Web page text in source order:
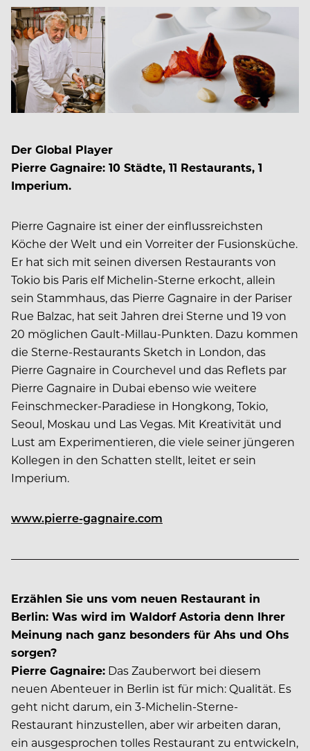
Der Global Player
Pierre Gagnaire: 10 Städte, 11 Restaurants, 1
Imperium.
Pierre Gagnaire ist einer der einflussreichsten
Köche der Welt und ein Vorreiter der Fusionsküche.
Er hat sich mit seinen diversen Restaurants von
Tokio bis Paris elf Michelin-Sterne erkocht, allein
sein Stammhaus, das Pierre Gagnaire in der Pariser
Rue Balzac, hat seit Jahren drei Sterne und 19 von
20 möglichen Gault-Millau-Punkten. Dazu kommen
die Sterne-Restaurants Sketch in London, das
Pierre Gagnaire in Courchevel und das Reflets par
Pierre Gagnaire in Dubai ebenso wie weitere
Feinschmecker-Paradiese in Hongkong, Tokio,
Seoul, Moskau und Las Vegas. Mit Kreativität und
Lust am Experimentieren, die viele seiner jüngeren
Kollegen in den Schatten stellt, leitet er sein
Imperium.
www.pierre-gagnaire.com
Erzählen Sie uns vom neuen Restaurant in
Berlin: Was wird im Waldorf Astoria denn Ihrer
Meinung nach ganz besonders für Ahs und Ohs
sorgen?
Pierre Gagnaire: Das Zauberwort bei diesem
neuen Abenteuer in Berlin ist für mich: Qualität. Es
geht nicht darum, ein 3-Michelin-Sterne-
Restaurant hinzustellen, aber wir arbeiten daran,
ein ausgesprochen tolles Restaurant zu entwickeln,